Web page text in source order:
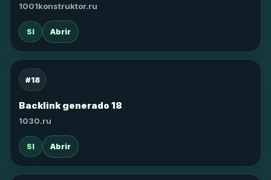
1001konstruktor.ru
SI Abrir
#18
Backlink generado 18
1030.ru
SI Abrir